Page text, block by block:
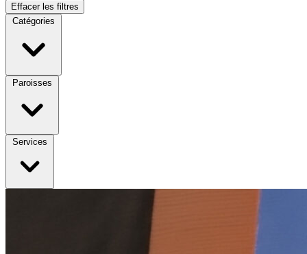
Effacer les filtres
Catégories
Paroisses
Services